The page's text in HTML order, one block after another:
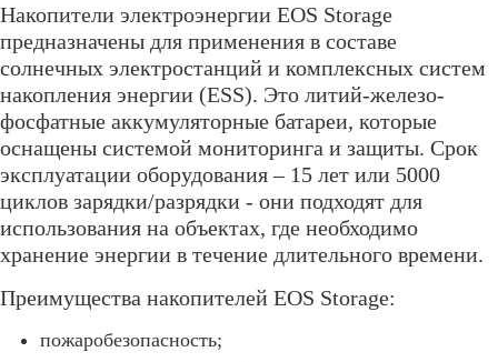
Накопители электроэнергии EOS Storage
предназначены для применения в составе
солнечных электростанций и комплексных систем
накопления энергии (ESS). Это литий-железо-
фосфатные аккумуляторные батареи, которые
оснащены системой мониторинга и защиты. Срок
эксплуатации оборудования – 15 лет или 5000
циклов зарядки/разрядки - они подходят для
использования на объектах, где необходимо
хранение энергии в течение длительного времени.
Преимущества накопителей EOS Storage:
пожаробезопасность;